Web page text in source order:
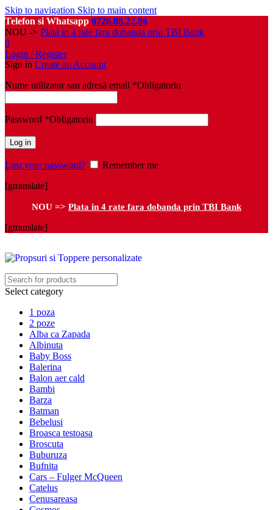
Skip to navigation Skip to main content
Telefon si Whatsapp 0726.88.22.86
NOU -> Plata in 4 rate fara dobanda prin TBI Bank
0
Login / Register
Sign in Create an Account
Nume utilizator sau adresă email *Obligatoriu
Password *Obligatoriu
Log in
Lost your password?
Remember me
[gtranslate]
NOU => Plata in 4 rate fara dobanda prin TBI Bank
[gtranslate]
Select category
1 poza
2 poze
Alba ca Zapada
Albinuta
Baby Boss
Balerina
Balon aer cald
Bambi
Barza
Batman
Bebelusi
Broasca testoasa
Broscuta
Buburuza
Bufnita
Cars – Fulger McQueen
Catelus
Cenusareasa